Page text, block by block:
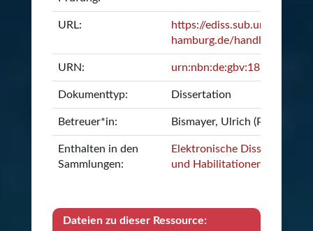
URL:
https://ediss.sub.uni-
hamburg.de/handle/ediss/
URN: urn:nbn:de:gbv:18-9133
Dokumenttyp: Dissertation
Betreuer*in: Bismayer, Ulrich (Prof. Dr.)
Enthalten in den
Sammlungen:
Elektronische Dissertationen
und Habilitationen
Dateien zu dieser Ressource: